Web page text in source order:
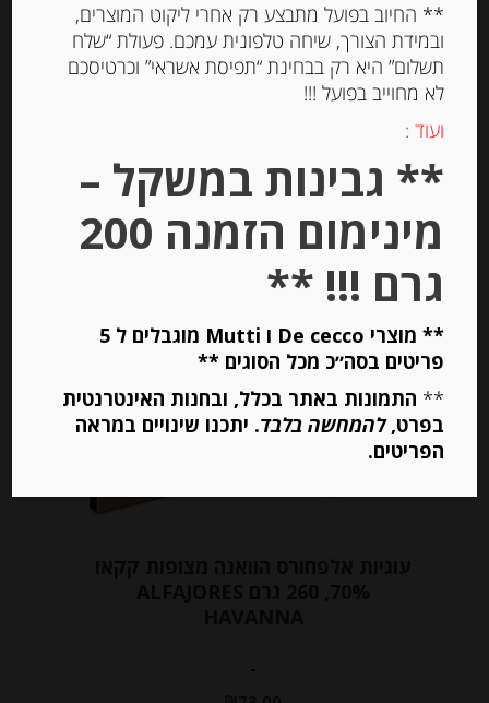
₪73.00
מחיר ל 100 גרם: 33.19 ש"ח
הוספה לסל
-
** החיוב בפועל מתבצע רק אחרי ליקוט המוצרים,
ובמידת הצורך, שיחה טלפונית עמכם. פעולת “שלח
תשלום” היא רק בבחינת “תפיסת אשראי” וכרטיסכם
לא מחוייב בפועל !!!
ועוד :
** גבינות במשקל –
מינימום הזמנה 200
גרם !!! **
** מוצרי De cecco ו Mutti מוגבלים ל 5
פריטים בסה״כ מכל הסוגים **
** התמונות באתר בכלל, ובחנות האינטרנטית
בפרט,להמחשה בלבד. יתכנו שינויים במראה
הפריטים.